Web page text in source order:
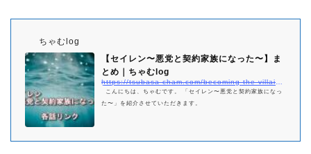
ちゃむlog
【セイレン〜悪党と契約家族になった〜】ま
とめ｜ちゃむlog
こんにちは、ちゃむです。 「セイレン〜悪党と契約家族になっ
た〜」を紹介させていただきます。